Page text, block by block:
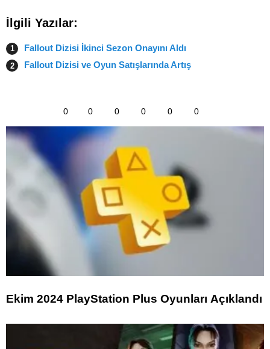
İlgili Yazılar:
Fallout Dizisi İkinci Sezon Onayını Aldı
Fallout Dizisi ve Oyun Satışlarında Artış
0 0 0 0 0 0
Ekim 2024 PlayStation Plus Oyunları Açıklandı